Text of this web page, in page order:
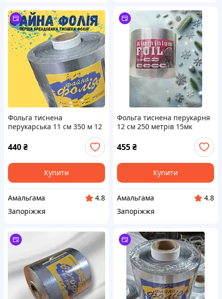
Фольга тиснена
перукарська 11 см 350 м 12
440₴
Купити
Амальгама
4.8
Запоріжжя
Фольга тиснена перукарня
12 см 250 метрів 15мк
455₴
Купити
Амальгама
4.8
Запоріжжя